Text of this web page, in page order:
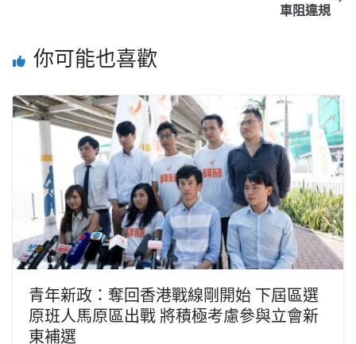
車阻違規
你可能也喜歡
青年新政：奪回香港戰線剛開始 下屆區選
原班人馬原區出戰 將積極考慮參與立會新
東補選